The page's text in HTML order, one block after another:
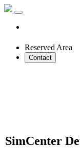
Reserved Area
Contact
SimCenter